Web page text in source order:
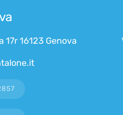
17r 16123 Genova